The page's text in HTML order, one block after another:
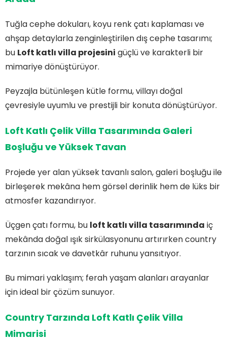
Tuğla cephe dokuları, koyu renk çatı kaplaması ve
ahşap detaylarla zenginleştirilen dış cephe tasarımı;
bu Loft katlı villa projesini güçlü ve karakterli bir
mimariye dönüştürüyor.
Peyzajla bütünleşen kütle formu, villayı doğal
çevresiyle uyumlu ve prestijli bir konuta dönüştürüyor.
Loft Katlı Çelik Villa Tasarımında Galeri
Boşluğu ve Yüksek Tavan
Projede yer alan yüksek tavanlı salon, galeri boşluğu ile
birleşerek mekâna hem görsel derinlik hem de lüks bir
atmosfer kazandırıyor.
Üçgen çatı formu, bu loft katlı villa tasarımında iç
mekânda doğal ışık sirkülasyonunu artırırken country
tarzının sıcak ve davetkâr ruhunu yansıtıyor.
Bu mimari yaklaşım; ferah yaşam alanları arayanlar
için ideal bir çözüm sunuyor.
Country Tarzında Loft Katlı Çelik Villa
Mimarisi